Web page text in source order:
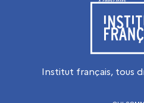
Visiter le site de
Institut français, tous